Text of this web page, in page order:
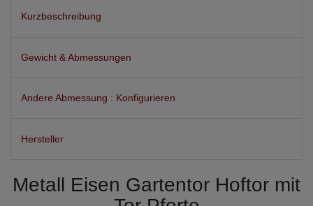
Kurzbeschreibung
Gewicht & Abmessungen
Andere Abmessung : Konfigurieren
Hersteller
Metall Eisen Gartentor Hoftor mit